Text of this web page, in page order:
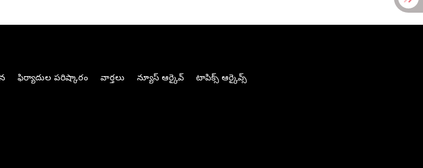
ఫిర్యాదుల పరిష్కారం వార్తలు న్యూస్ ఆర్కైవ్ టాపిక్స్ ఆర్కైవ్స్